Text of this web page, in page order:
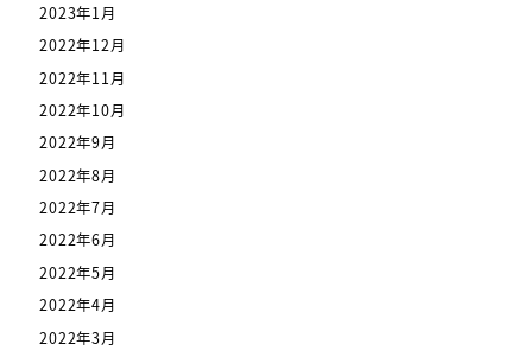
2023年1月
2022年12月
2022年11月
2022年10月
2022年9月
2022年8月
2022年7月
2022年6月
2022年5月
2022年4月
2022年3月